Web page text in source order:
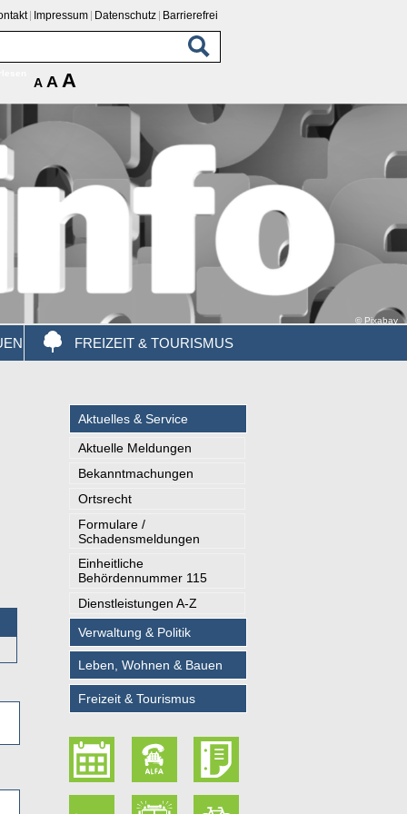
Impressum Datenschutz Barrierefrei
A A A
© Pixabay
FREIZEIT & TOURISMUS
Aktuelles & Service
Aktuelle Meldungen
Bekanntmachungen
Ortsrecht
Formulare /
Schadensmeldungen
Einheitliche
Behördennummer 115
Dienstleistungen A-Z
Verwaltung & Politik
Leben, Wohnen & Bauen
Freizeit & Tourismus